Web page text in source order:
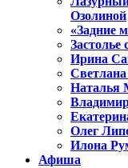
Озолиной
«Задние
Ирина
Наталья
Олег
Илона
Афиша